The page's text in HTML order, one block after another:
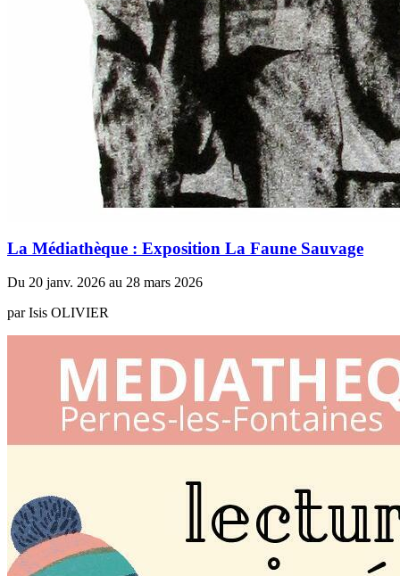
La Médiathèque : Exposition La Faune Sauvage
Du 20 janv. 2026 au 28 mars 2026
par Isis OLIVIER